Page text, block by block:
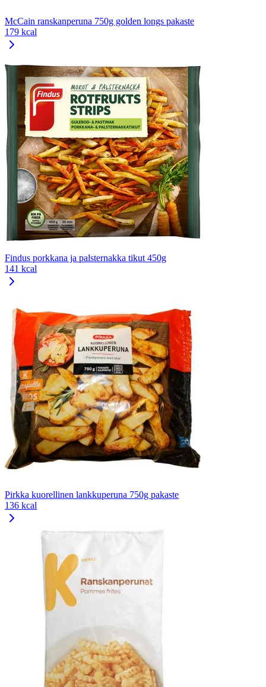
McCain ranskanperuna 750g golden longs pakaste
179 kcal
Findus porkkana ja palsternakka tikut 450g
141 kcal
Pirkka kuorellinen lankkuperuna 750g pakaste
136 kcal